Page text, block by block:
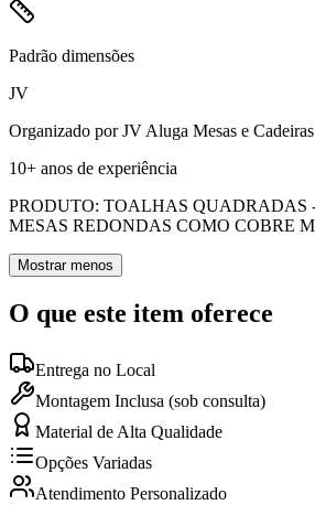
Padrão dimensões
JV
Organizado porJV Aluga Mesas e Cadeiras
10+ anos de experiência
PRODUTO: TOALHAS QUADRADAS
MESAS REDONDAS COMO COBRE
Mostrar menos
O que este item oferece
Entrega no Local
Montagem Inclusa (sob consulta)
Material de Alta Qualidade
Opções Variadas
Atendimento Personalizado